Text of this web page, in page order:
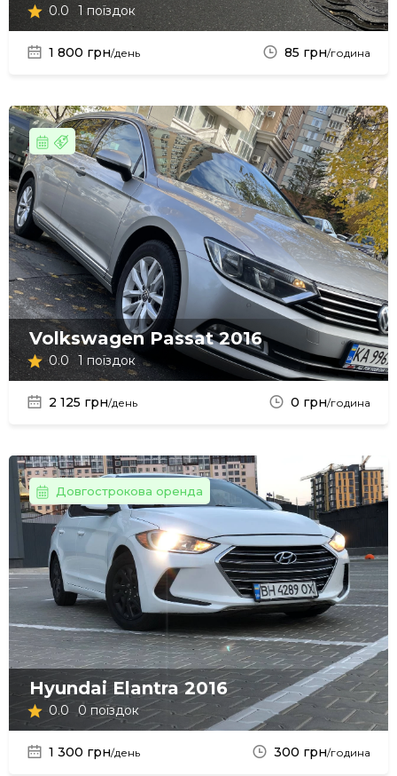
0.0 1 поїздок
1 800 грн/день 85 грн/година
Volkswagen Passat 2016
0.0 1 поїздок
2 125 грн/день 0 грн/година
Довгострокова оренда
Hyundai Elantra 2016
0.0 0 поїздок
1 300 грн/день 300 грн/година